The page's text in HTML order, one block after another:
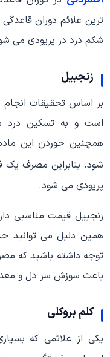
ترین علائم دوران
شکم درد در پریودی می
زنجبیل
بر اساس تحقیقات
است و به تسکین درد
همچنین خوردن این
شود. بنابراین مصرف یک
پریودی می شود.
زنجبیل قیمت مناسبی
همین دلیل می توانید
باعث سوزش سر دل و
کلم بروکلی
یکی از علائمی که